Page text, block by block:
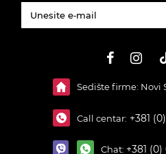
Sedište firme: Novi
Call centar: +381
Chat: +381